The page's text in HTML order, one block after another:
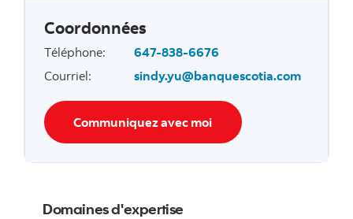
Coordonnées
Téléphone:
647-838-6676
Courriel: sindy.yu@banquescotia.com
Communiquez avec moi
Domaines d'expertise